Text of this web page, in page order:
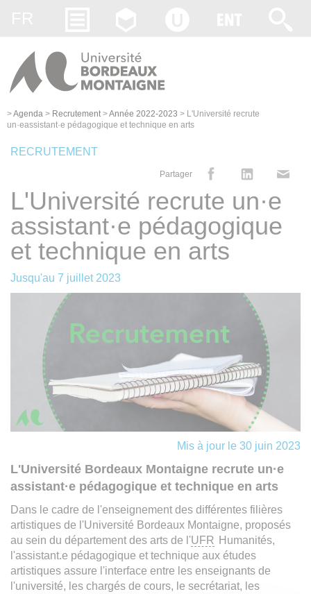
>Agenda > Recrutement >Année 2022-2023 > L'Université recrute
un·eassistant·e pédagogique et technique en arts
RECRUTEMENT
Partager
L'Université recrute un·e
assistant·e pédagogique
et technique en arts
Jusqu'au 7 juillet 2023
Mis à jour le 30 juin 2023
L'Université Bordeaux Montaigne recrute un·e
assistant·e pédagogique et technique en arts
Dans le cadre de l'enseignement des différentes filières
artistiques de l'Université Bordeaux Montaigne, proposés
au sein du département des arts de l'UFR Humanités,
l'assistant.e pédagogique et technique aux études
artistiques assure l'interface entre les enseignants de
l'université, les chargés de cours, le secrétariat, les